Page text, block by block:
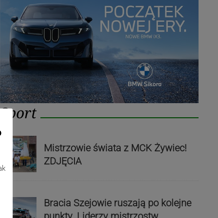
Sport
Mistrzowie świata z MCK Żywiec!
ZDJĘCIA
Bracia Szejowie ruszają po kolejne